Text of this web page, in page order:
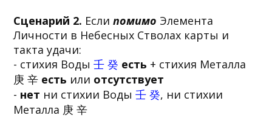
Сценарий 2. Если помимо Элемента
Личности в Небесных Стволах карты и
такта удачи:
- стихия Воды 壬 癸 есть + стихия Металла
庚 辛 есть или отсутствует
- нет ни стихии Воды 壬 癸, ни стихии
Металла 庚 辛